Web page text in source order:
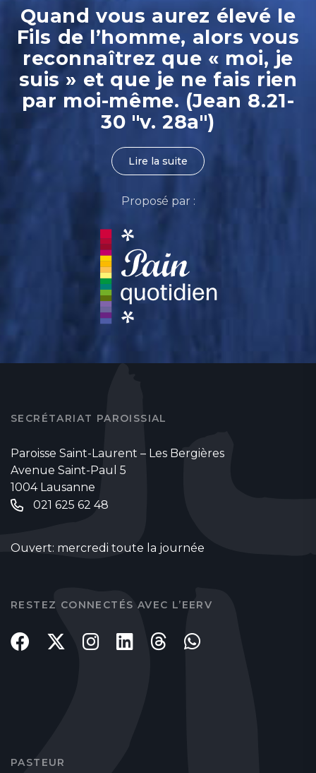
Quand vous aurez élevé le
Fils de l’homme, alors vous
reconnaîtrez que « moi, je
suis » et que je ne fais rien
par moi-même. (Jean 8.21-
30 "v. 28a")
Lire la suite
Proposé par :
SECRÉTARIAT PAROISSIAL
Paroisse Saint-Laurent – Les Bergières
Avenue Saint-Paul 5
1004 Lausanne
021 625 62 48
Ouvert: mercredi toute la journée
RESTEZ CONNECTÉS AVEC L’EERV
PASTEUR